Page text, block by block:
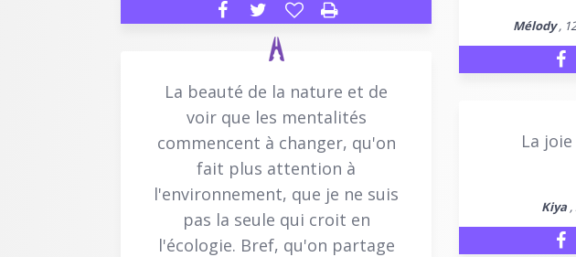
Mélody,
La beauté de la nature et de
voir que les mentalités
commencent à changer, qu'on
fait plus attention à
l'environnement, que je ne suis
pas la seule qui croit en
l'écologie. Bref, qu'on partage
La
Kiya,